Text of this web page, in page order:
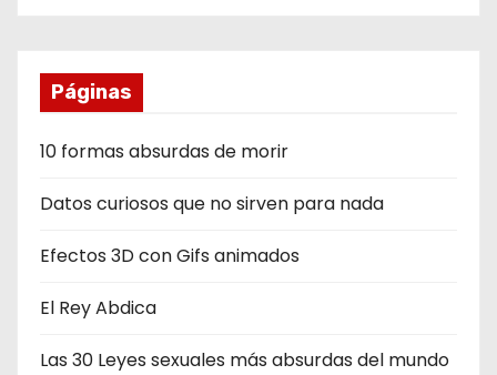
Páginas
10 formas absurdas de morir
Datos curiosos que no sirven para nada
Efectos 3D con Gifs animados
El Rey Abdica
Las 30 Leyes sexuales más absurdas del mundo